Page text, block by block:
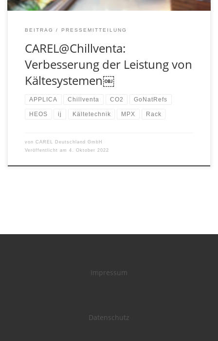
BEITRAG PRESSEMITTEILUNG
CAREL@Chillventa:
Verbesserung der Leistung von
Kältesystemen￼
APPLICA Chillventa CO2 GoNatRefs
HEOS ij Kältetechnik MPX Rack
von CAREL Deutschland GmbH
Veröffentlicht am 4. Oktober 2022
Impressum
Datenschutz